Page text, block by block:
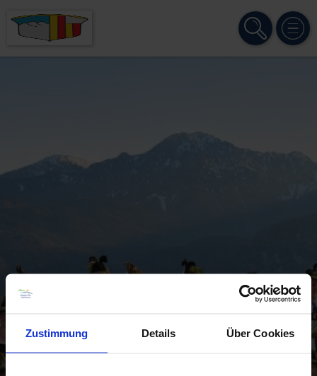
Zustimmung Details Über Cookies
SUCHE MENÜ